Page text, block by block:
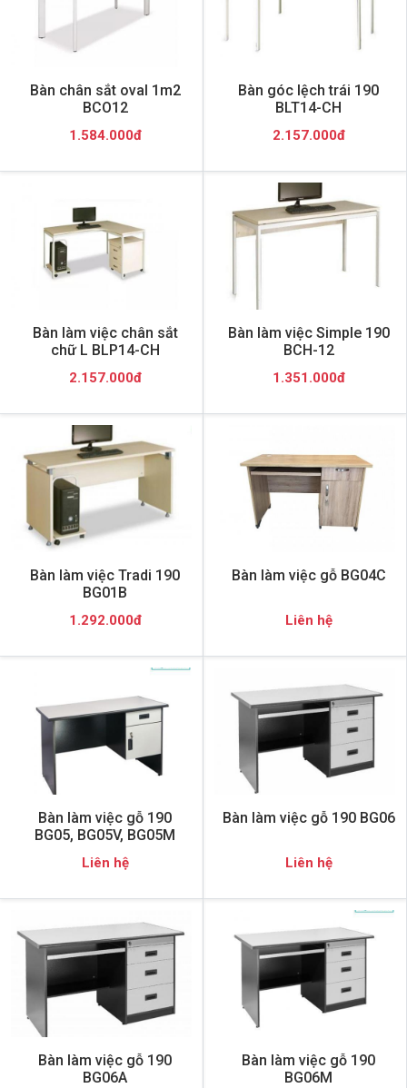
Bàn chân sắt oval 1m2
BCO12
1.584.000đ
Bàn góc lệch trái 190
BLT14-CH
2.157.000đ
Bàn làm việc chân sắt
chữ L BLP14-CH
2.157.000đ
Bàn làm việc Simple 190
BCH-12
1.351.000đ
Bàn làm việc Tradi 190
BG01B
1.292.000đ
Bàn làm việc gỗ BG04C
Liên hệ
Bàn làm việc gỗ 190
BG05, BG05V, BG05M
Liên hệ
Bàn làm việc gỗ 190 BG06
Liên hệ
Bàn làm việc gỗ 190
BG06A
Bàn làm việc gỗ 190
BG06M